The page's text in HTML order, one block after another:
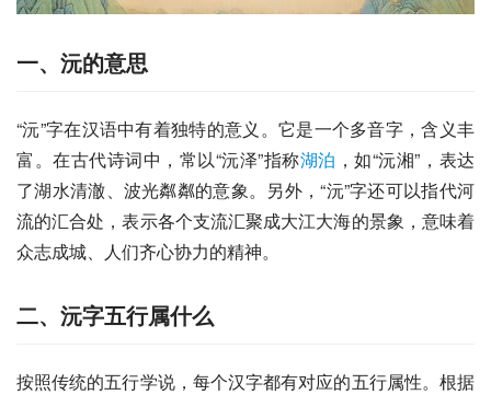
一、沅的意思
“沅”字在汉语中有着独特的意义。它是一个多音字，含义丰
富。在古代诗词中，常以“沅泽”指称湖泊 ，如“沅湘”，表达
了湖水清澈、波光粼粼的意象。另外，“沅”字还可以指代河
流的汇合处，表示各个支流汇聚成大江大海的景象，意味着
众志成城、人们齐心协力的精神。
二、沅字五行属什么
按照传统的五行学说，每个汉字都有对应的五行属性。根据